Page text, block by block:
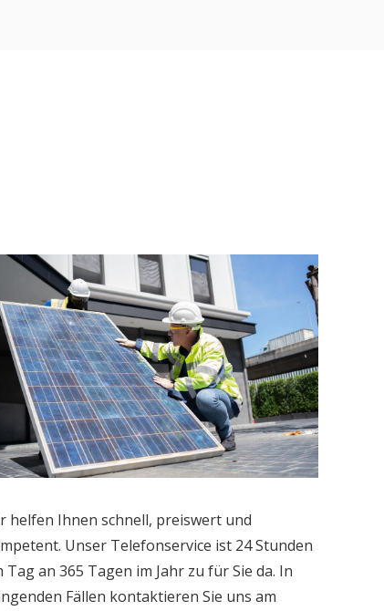
helfen Ihnen schnell, preiswert und
Unser Telefonservice ist 24 Stunden
Tag an 365 Tagen im Jahr zu für Sie da. In
Fällen kontaktieren Sie uns am